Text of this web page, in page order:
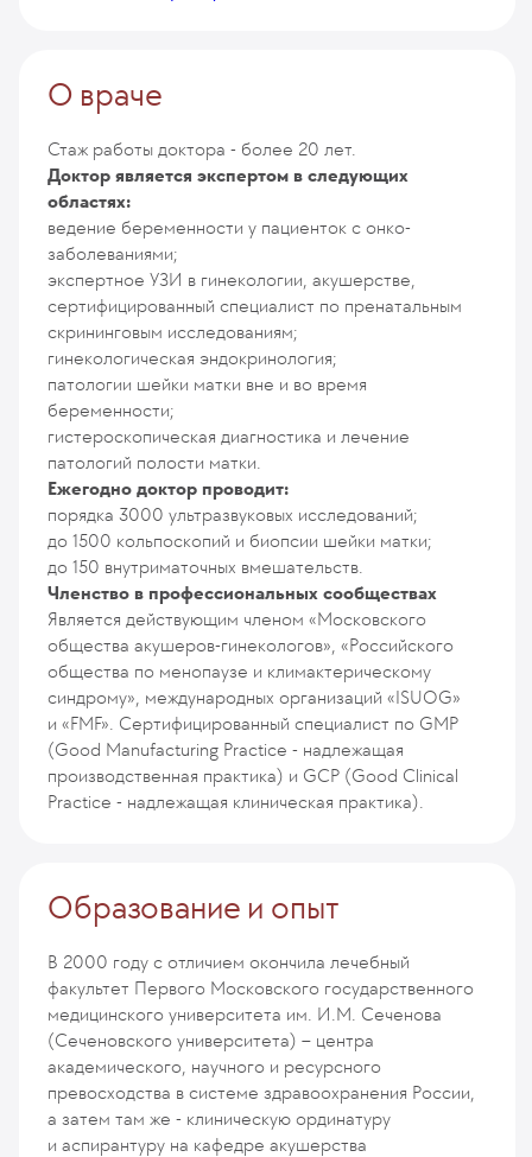
О враче
Стаж работы доктора - более 20 лет.
Доктор является экспертом в следующих
областях:
ведение беременности у пациенток с онко-
заболеваниями;
экспертное УЗИ в гинекологии, акушерстве,
сертифицированный специалист по пренатальным
скрининговым исследованиям;
гинекологическая эндокринология;
патологии шейки матки вне и во время
беременности;
гистероскопическая диагностика и лечение
патологий полости матки.
Ежегодно доктор проводит:
порядка 3000 ультразвуковых исследований;
до 1500 кольпоскопий и биопсии шейки матки;
до 150 внутриматочных вмешательств.
Членство в профессиональных сообществах
Является действующим членом «Московского
общества акушеров-гинекологов», «Российского
общества по менопаузе и климактерическому
синдрому», международных организаций «ISUOG»
и «FMF». Сертифицированный специалист по GMP
(Good Manufacturing Practice - надлежащая
производственная практика) и GCP (Good Clinical
Practice - надлежащая клиническая практика).
Образование и опыт
В 2000 году с отличием окончила лечебный
факультет Первого Московского государственного
медицинского университета им. И.М. Сеченова
(Сеченовского университета) – центра
академического, научного и ресурсного
превосходства в системе здравоохранения России,
а затем там же - клиническую ординатуру
и аспирантуру на кафедре акушерства